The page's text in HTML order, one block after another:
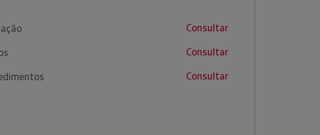
Consultar
Consultar
Consultar